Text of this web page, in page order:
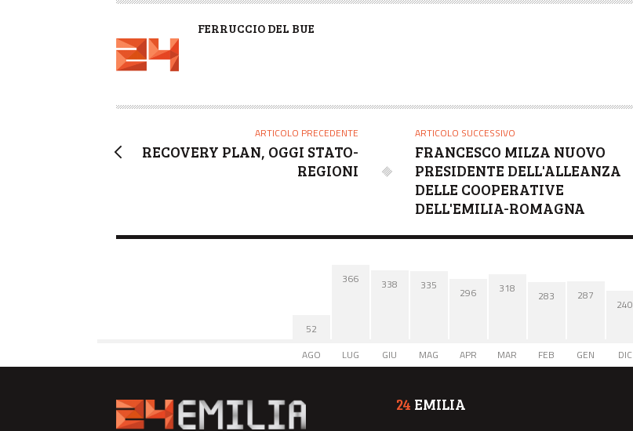
A
R
FERRUCCIO DEL BUE
ARTICOLO PRECEDENTE
RECOVERY PLAN, OGGI STATO-
REGIONI
ARTICOLO SUCCESSIVO
FRANCESCO MILZA NUOVO
PRESIDENTE DELL'ALLEANZA
DELLE COOPERATIVE
DELL'EMILIA-ROMAGNA
52
AGO
366
LUG
338
GIU
335
MAG
296
APR
318
MAR
283
FEB
287
GEN
240
DIC
24 EMILIA